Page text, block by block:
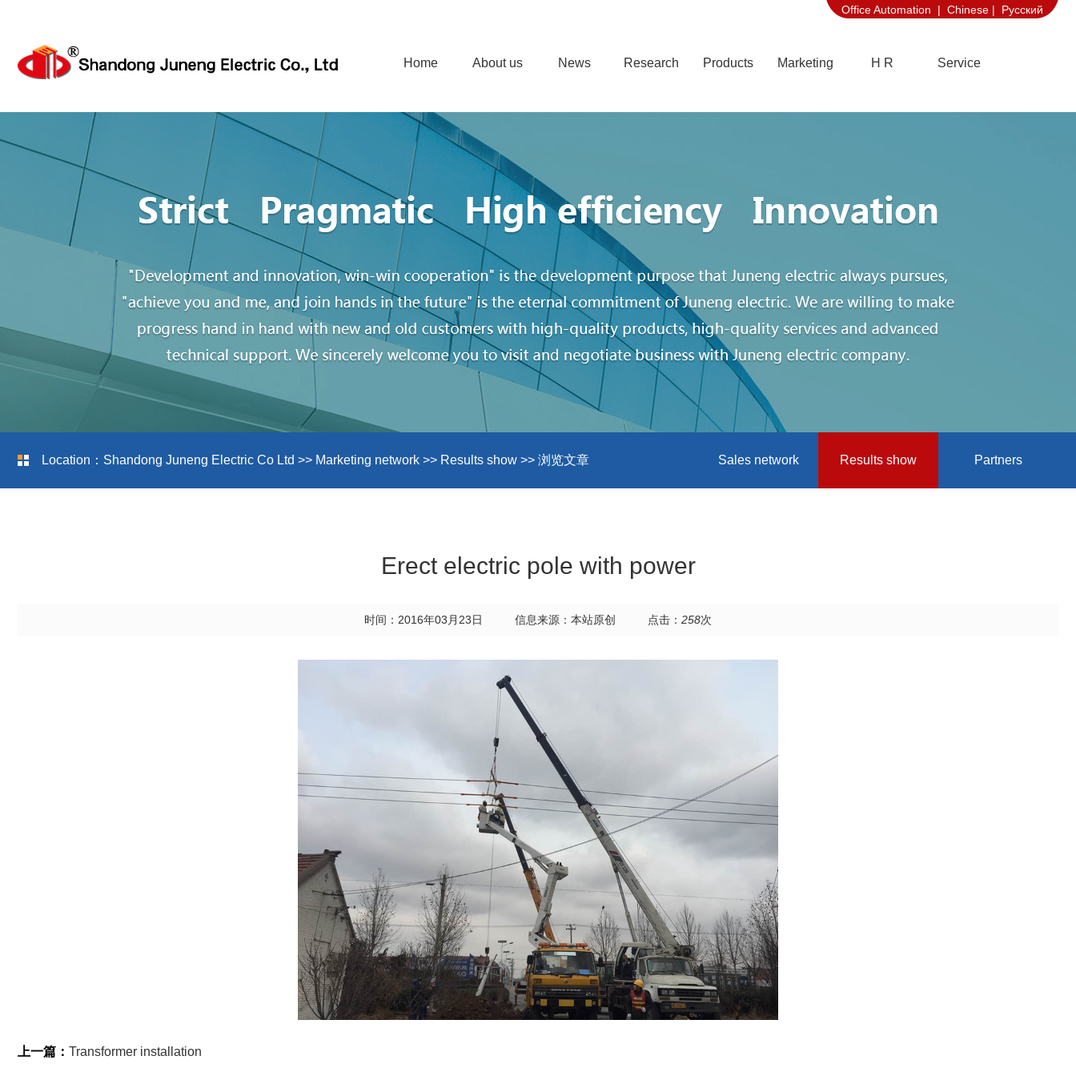
Home About us News Research Products Marketing H R Service
Office Automation | Chinese | Русский
Location： Shandong Juneng Electric Co Ltd >> Marketing network >> Results show >> 浏览文章 Sales network Results show Partners
Erect electric pole with power
时间：2016年03月23日 信息来源：本站原创 点击： 258次
上一篇： Transformer installation